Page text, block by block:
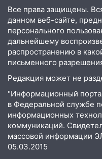
быть вызвано
справиться
03:30 Гороскоп на
принесет прилив
отличные шансы
23:20 Прогноз
Ульяновской
20:04
посвящённый Дню
России
Все права защищены.
данном веб-сайте,
персонального
дальнейшему
распространению в
письменного
Редакция может не
"Информационный
в Федеральной службе
информационных
коммуникаций.
массовой информации
05.03.2015